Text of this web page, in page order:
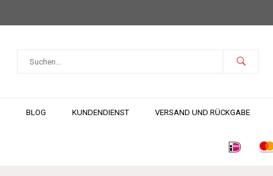
BLOG KUNDENDIENST VERSAND UND RÜCKGABE